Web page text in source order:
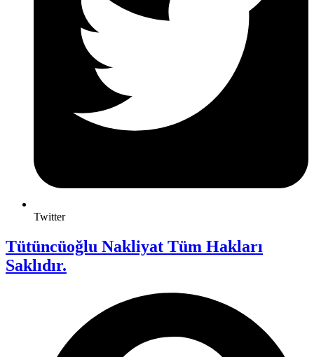
Twitter
Tütüncüoğlu Nakliyat Tüm Hakları
Saklıdır.